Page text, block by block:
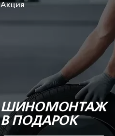
Акция
ШИНОМОНТАЖ
В ПОДАРОК